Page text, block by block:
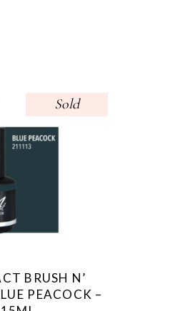
Sold
BRUSH N’
PEACOCK –